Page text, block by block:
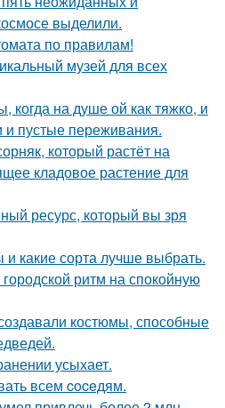
выделили.
по правилам!
музей для всех
когда на душе ой как тяжко, и
пустые переживания.
который растёт на
кладовое растение для
ресурс, который вы зря
и какие сорта лучше выбрать.
ритм на спокойную
костюмы, способные
усыхает.
всем coceдям.